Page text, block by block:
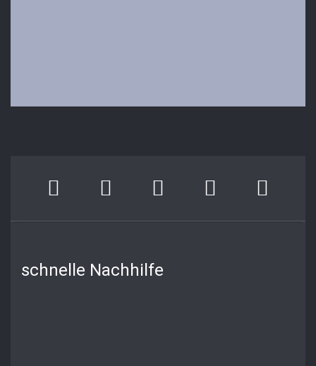
schnelle Nachhilfe